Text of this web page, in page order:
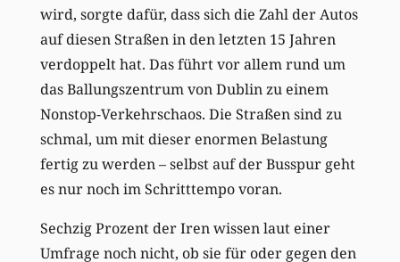
wird, sorgte dafür, dass sich die Zahl der Autos
auf diesen Straßen in den letzten 15 Jahren
verdoppelt hat. Das führt vor allem rund um
das Ballungszentrum von Dublin zu einem
Nonstop-Verkehrschaos. Die Straßen sind zu
schmal, um mit dieser enormen Belastung
fertig zu werden – selbst auf der Busspur geht
es nur noch im Schritttempo voran.
Sechzig Prozent der Iren wissen laut einer
Umfrage noch nicht, ob sie für oder gegen den